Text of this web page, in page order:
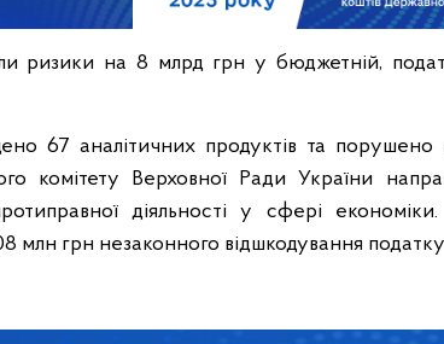
ризики на 8 млрд грн у бюджетній,
67 аналітичних продуктів та порушено
комітету Верховної Ради України
діяльності у сфері
грн незаконного відшкодування податку